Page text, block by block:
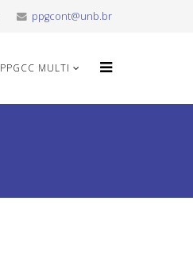
ppgcont@unb.br
PPGCC MULTI